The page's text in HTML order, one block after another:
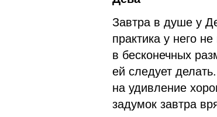
Завтра в душе у
практика у него
в бесконечных
ей следует
на удивление
задумок завтра